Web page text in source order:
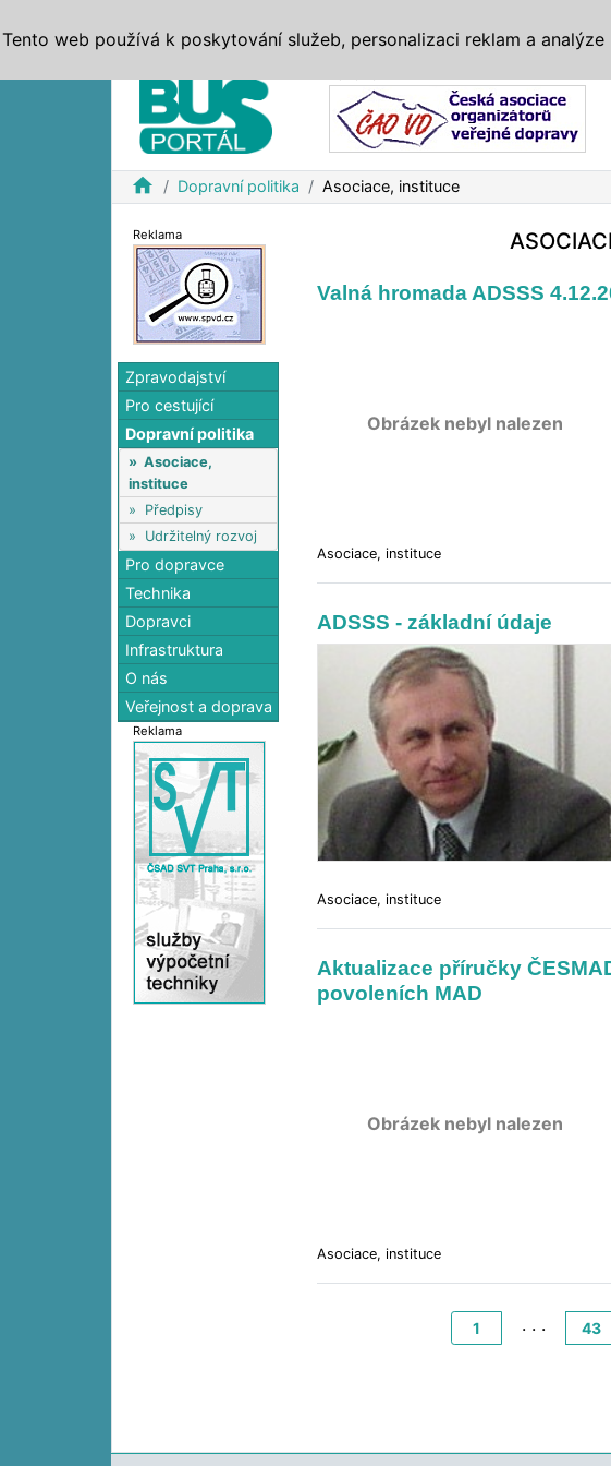
home Dopravní politika Asociace, instituce
Reklama
Zpravodajství
Pro cestující
Dopravní politika
» Asociace,
instituce
» Předpisy
» Udržitelný rozvoj
Pro dopravce
Technika
Dopravci
Infrastruktura
O nás
Veřejnost a doprava
Reklama
Valná hromada ADSSS
Obrázek nebyl nalezen
Asociace, instituce
ADSSS - základní údaje
Asociace, instituce
Aktualizace příručky
povoleních MAD
Obrázek nebyl nalezen
Asociace, instituce
1 . . . 43
Tento web používá k poskytování služeb, personalizaci reklam a